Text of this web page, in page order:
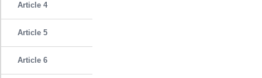
Article 4
Article 5
Article 6